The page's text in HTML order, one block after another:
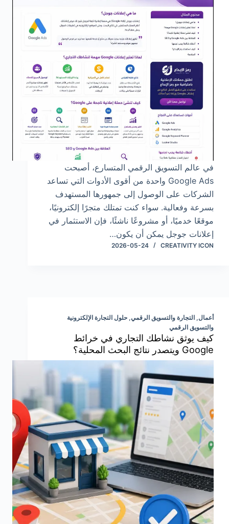
في عالم التسويق الرقمي المتسارع، أصبحت
Google Ads واحدة من أقوى الأدوات التي تساعد
الشركات على الوصول إلى جمهورها المستهدف
بسرعة وفعالية. سواء كنت تمتلك متجرًا إلكترونيًا،
موقعًا خدميًا، أو مشروعًا ناشئًا، فإن الاستثمار في
إعلانات جوجل يمكن أن يكون…
CREATIVITY ICON
2026-05-24
أعمال , التجارة والتسويق الرقمي, حلول التجارة الإلكترونية
والتسويق الرقمي
كيف يوثق نشاطك التجاري في خرائط
Google ويتصدر نتائج البحث المحلية؟